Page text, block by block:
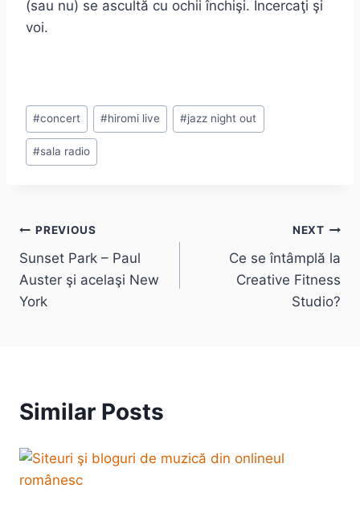
(sau nu) se ascultă cu ochii închişi. Încercaţi şi
voi.
Post
Tags:
#concert #hiromi live #jazz night out
#sala radio
Post
navigation
PREVIOUS
Sunset Park – Paul
Auster şi acelaşi New
York
NEXT
Ce se întâmplă la
Creative Fitness
Studio?
Similar Posts